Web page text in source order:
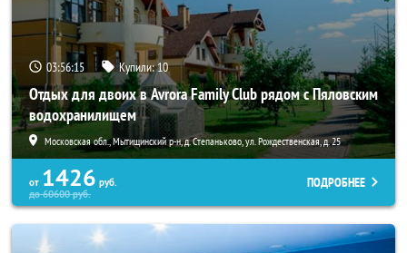
03:56:14 Купили:10
Отдых для двоих в Avrora Family Club рядом с Пяловским
водохранилищем
Московская обл., Мытищинский р-н, д. Степаньково, ул. Рождественская, д. 25
от 1426 руб.
до60600руб.
ПОДРОБНЕЕ